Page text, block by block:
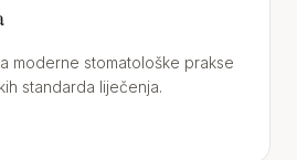
moderne stomatološke prakse
standarda liječenja.